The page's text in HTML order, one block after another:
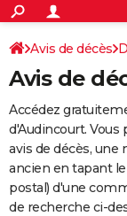
ACTUALITÉS
Politique
Société
Faits Divers
Education
Monde
Villes
+
SPORT
Coupe du monde
Football
Tennis
Cyclisme
Rugby
Forum
Programme TV
TNT
Streaming
Cinéma
Sorties cinéma
Musique
+
FINANCE
Retraite
Impôts
Epargne
Immobilier
Risques naturels par
Banque
Assurance
Crédit
AUTO
Essais
Réserver un essai
Citadines
Berlines
SUV
Forum auto
+
HIGH-TECH
Avis de décès
Avis de
Accédez
d'Audincourt.
avis de décès, une
ancien en tapant
postal) d'une
de recherche ci-